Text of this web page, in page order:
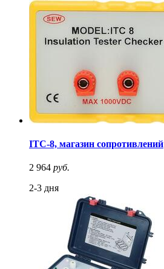
ITC-8, магазин сопротивлений
2 964 руб.
2-3 дня